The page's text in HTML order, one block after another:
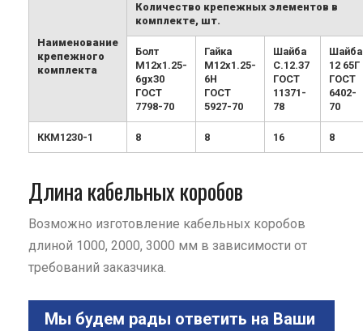
Наименование
крепежного
комплекта
Количество крепежных элементов в
комплекте, шт.
Болт
М12х1.25-
6gx30
ГОСТ
7798-70
Гайка
М12х1.25-
6H
ГОСТ
5927-70
Шайба
С.12.37
ГОСТ
11371-
78
Шайба
12 65Г
ГОСТ
6402-
70
ККМ1230-1 8 8 16 8
Длина кабельных коробов
Возможно изготовление кабельных коробов
длиной 1000, 2000, 3000 мм в зависимости от
требований заказчика.
Мы будем рады ответить на Ваши